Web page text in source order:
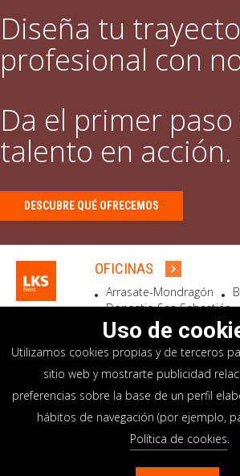
Diseña tu
profesional con
Da el primer
talento en acción.
DESCUBRE QUÉ OFRECEMOS
OFICINAS
Arrasate-Mondragón
Donostia-San Sebastián
Madrid
El Astillero
SEDE SOCIAL
Goiru, 7 Arrasate-Mondragón
CP 20500 GIPUZKOA –
+34 900 84 14 14
info@lksnext.com
Uso de
Utilizamos cookies propias y de terceros
sitio web y mostrarte publicidad
preferencias sobre la base de un perfil
hábitos de navegación (por ejemplo,
Política de cookies.